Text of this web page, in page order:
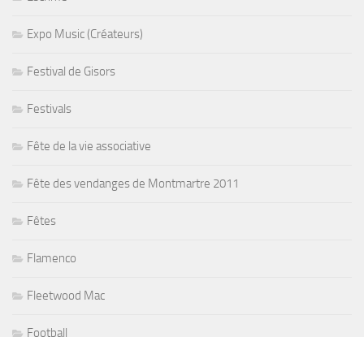
Expo Music (Créateurs)
Festival de Gisors
Festivals
Fête de la vie associative
Fête des vendanges de Montmartre 2011
Fêtes
Flamenco
Fleetwood Mac
Football